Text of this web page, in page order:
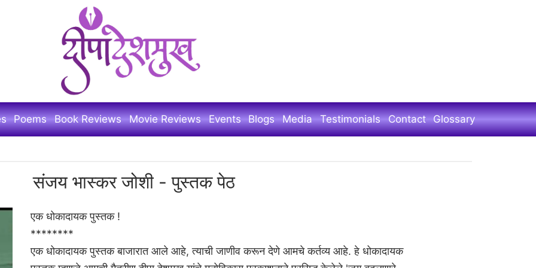
Poems Book Reviews Movie Reviews Events Blogs Media Testimonials Contact Glossary
संजय भास्कर जोशी - पुस्तक पेठ
एक धोकादायक पुस्तक !
********
एक धोकादायक पुस्तक बाजारात आले आहे, त्याची जाणीव करून देणे आमचे कर्तव्य आहे. हे धोकादायक